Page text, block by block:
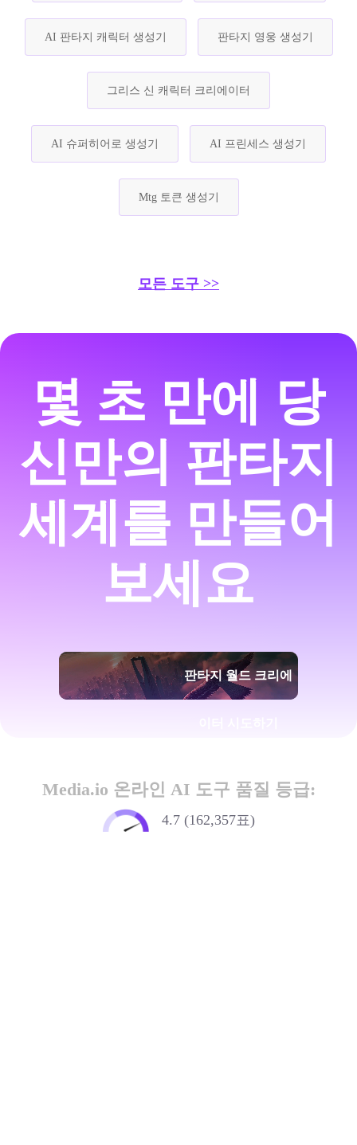
AI 판타지 캐릭터 생성기 판타지 영웅 생성기
그리스 신 캐릭터 크리에이터
AI 슈퍼히어로 생성기 AI 프린세스 생성기
Mtg 토큰 생성기
모든 도구 >>
몇 초 만에 당
신만의 판타지
세계를 만들어
보세요
판타지 월드 크리에
Media.io 온라인 AI 도구 품질 등급:
4.7 (162,357표)